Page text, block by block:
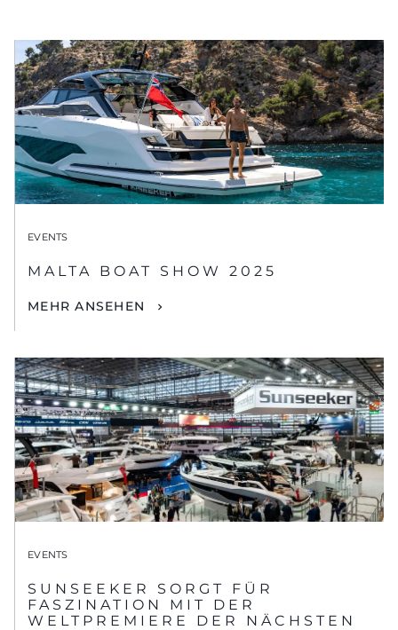
EVENTS
MALTA BOAT SHOW 2025
MEHR ANSEHEN
EVENTS
SUNSEEKER SORGT FÜR
FASZINATION MIT DER
WELTPREMIERE DER NÄCHSTEN